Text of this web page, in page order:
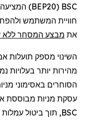
BSC
(
BEP20
)
חוויית המשתמש
את מבצע המסחר ללא
השינוי מספק תועלות
מהירות יותר בעלויות
הסוחרים באסימוני
עסקת מניות מבוססת
BSC, תוך ביטול